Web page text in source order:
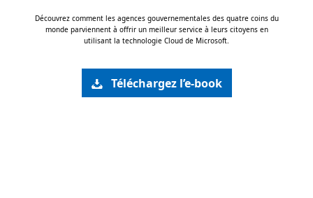
Découvrez comment les agences gouvernementales des quatre coins du
monde parviennent à offrir un meilleur service à leurs citoyens en
utilisant la technologie Cloud de Microsoft.
Téléchargez l’e-book